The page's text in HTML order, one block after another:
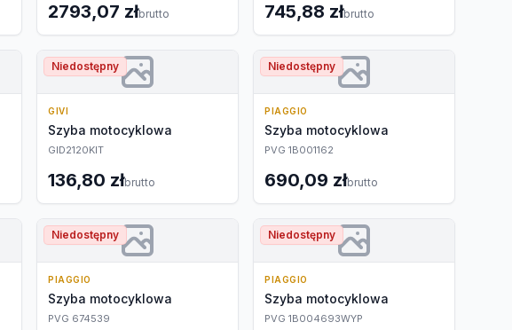
2793,07 złbrutto 745,88 złbrutto
Niedostępny
GIVI
Szyba motocyklowa
GID2120KIT
136,80 złbrutto
Niedostępny
PIAGGIO
Szyba motocyklowa
PVG 1B001162
690,09 złbrutto
Niedostępny
PIAGGIO
Szyba motocyklowa
PVG 674539
Niedostępny
PIAGGIO
Szyba motocyklowa
PVG 1B004693WYP